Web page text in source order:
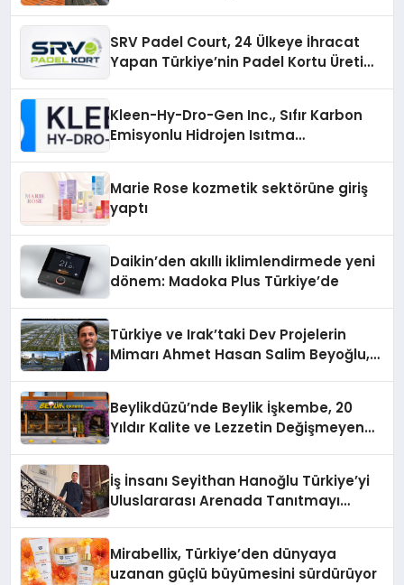
SRV Padel Court, 24 Ülkeye İhracat
Yapan Türkiye’nin Padel Kortu Üretim
Kleen-Hy-Dro-Gen Inc., Sıfır Karbon
Emisyonlu Hidrojen Isıtma
Marie Rose kozmetik sektörüne giriş
yaptı
Daikin’den akıllı iklimlendirmede yeni
dönem: Madoka Plus Türkiye’de
Türkiye ve Irak’taki Dev Projelerin
Mimarı Ahmet Hasan Salim Beyoğlu,
Hayata Geçirecek
Beylikdüzü’nde Beylik İşkembe, 20
Yıldır Kalite ve Lezzetin Değişmeyen
İş İnsanı Seyithan Hanoğlu Türkiye’yi
Uluslararası Arenada Tanıtmayı
Mirabellix, Türkiye’den dünyaya
uzanan güçlü büyümesini sürdürüyor